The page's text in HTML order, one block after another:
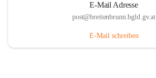
E-Mail Adresse
post@breitenbrunn.bgld.gv.at
E-Mail schreiben